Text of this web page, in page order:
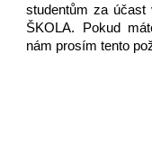
studentům za účast
ŠKOLA. Pokud
nám prosím tento